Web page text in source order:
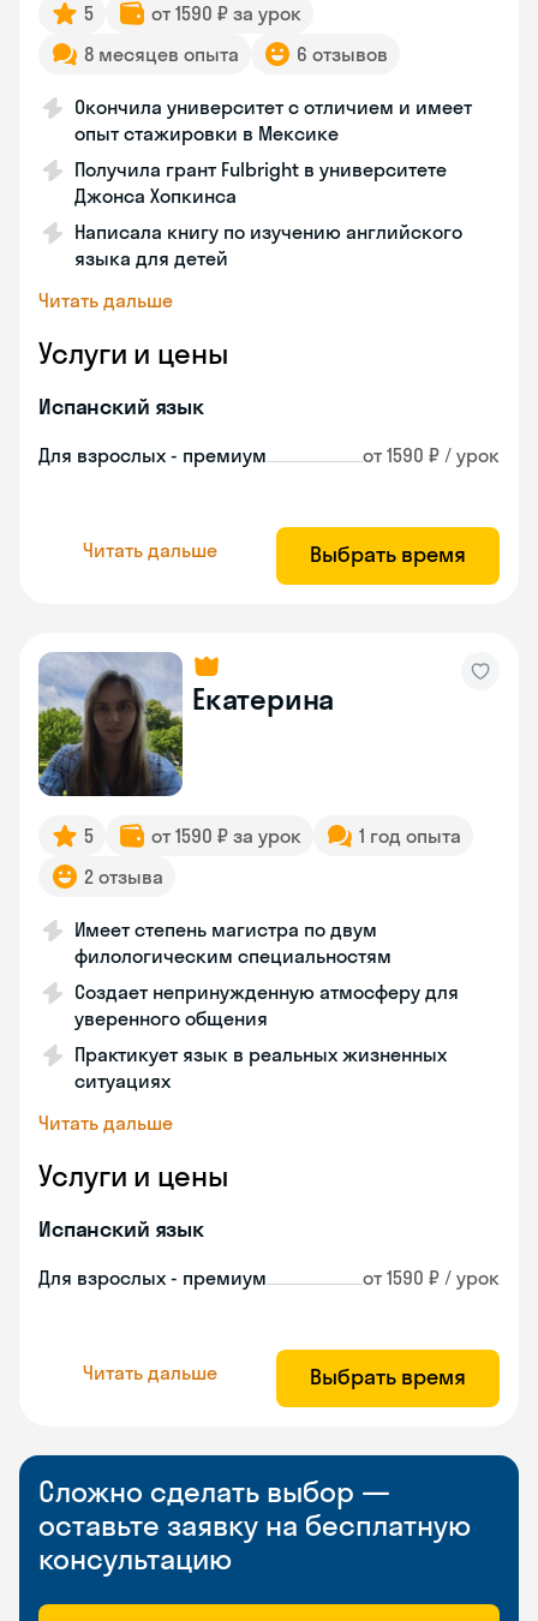
5
от 1590 ₽ за урок
8 месяцев опыта
6 отзывов
Окончила университет с отличием и имеет
опыт стажировки в Мексике
Получила грант Fulbright в университете
Джонса Хопкинса
Написала книгу по изучению английского
языка для детей
Читать дальше
Услуги и цены
Испанский язык
Для взрослых - премиум от 1590 ₽ / урок
Читать дальше Выбрать время
Екатерина
5 от 1590 ₽ за урок
1 год опыта
2 отзыва
Имеет степень магистра по двум
филологическим специальностям
Создает непринужденную атмосферу для
уверенного общения
Практикует язык в реальных жизненных
ситуациях
Читать дальше
Услуги и цены
Испанский язык
Для взрослых - премиум от 1590 ₽ / урок
Читать дальше Выбрать время
Сложно сделать выбор —
оставьте заявку на бесплатную
консультацию